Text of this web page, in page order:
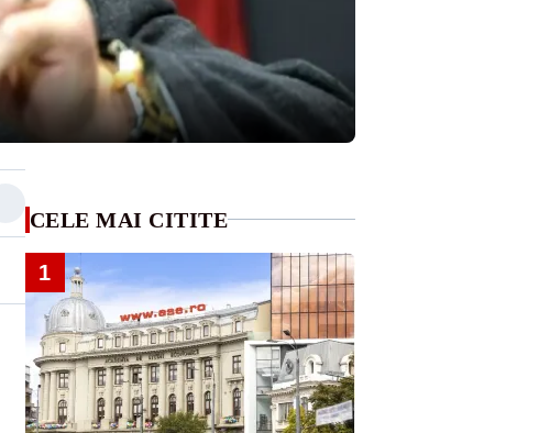
CELE MAI CITITE
1